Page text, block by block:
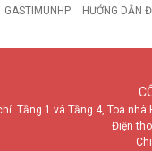
GASTIMUNHP HƯỚNG DẪN
Tầng 1 và Tầng 4, Toà nhà
Điện